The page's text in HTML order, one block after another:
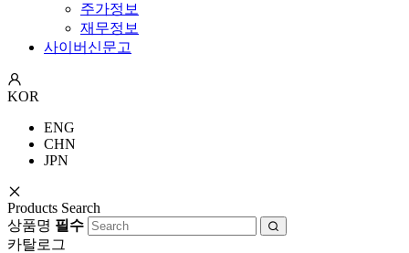
주가정보
재무정보
사이버신문고
KOR
ENG
CHN
JPN
Products Search
상품명 필수
카탈로그